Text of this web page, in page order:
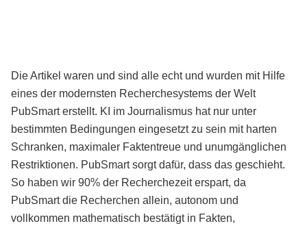
Die Artikel waren und sind alle echt und wurden mit Hilfe
eines der modernsten Recherchesystems der Welt
PubSmart erstellt. KI im Journalismus hat nur unter
bestimmten Bedingungen eingesetzt zu sein mit harten
Schranken, maximaler Faktentreue und unumgänglichen
Restriktionen. PubSmart sorgt dafür, dass das geschieht.
So haben wir 90% der Recherchezeit erspart, da
PubSmart die Recherchen allein, autonom und
vollkommen mathematisch bestätigt in Fakten,